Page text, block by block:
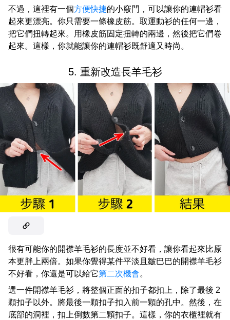
不過，這裡有一個方便快捷的小竅門，可以讓你的連帽衫看
起來更漂亮。你只需要一條橡皮筋。取運動衫的任何一邊，
把它們扭轉起來。用橡皮筋固定扭轉的兩邊，然後把它們卷
起來。這樣，你就能讓你的連帽衫既舒適又時尚。
5. 重新改造長羊毛衫
很有可能你的開襟羊毛衫的長度並不好看，讓你看起來比原
本更胖上兩倍。如果你覺得某件平淡且皺巴巴的開襟羊毛衫
不好看，你還是可以給它第二次機會。
選一件開襟羊毛衫，將整個正面的扣子都扣上，除了最後 2
顆扣子以外。將最後一顆扣子扣入前一顆的孔中。然後，在
底部的洞裡，扣上倒數第二顆扣子。這樣，你的衣櫃裡就有